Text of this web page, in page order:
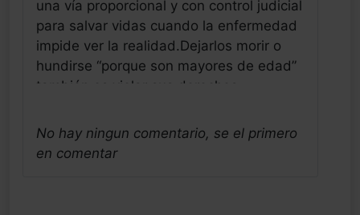
una vía proporcional y con control judicial
para salvar vidas cuando la enfermedad
impide ver la realidad.Dejarlos morir o
hundirse “porque son mayores de edad”
también es violar sus derechos
solas.
Paula De Miguel
No hay ningun comentario, se el primero
en comentar